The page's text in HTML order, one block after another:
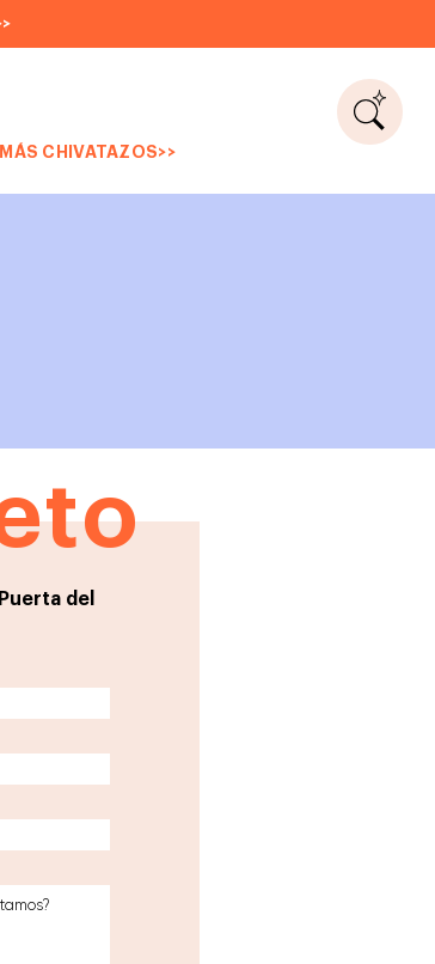
MÁS CHIVATAZOS>>
del